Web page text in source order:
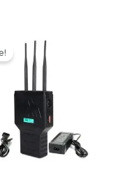
Preis
war:
699,00€